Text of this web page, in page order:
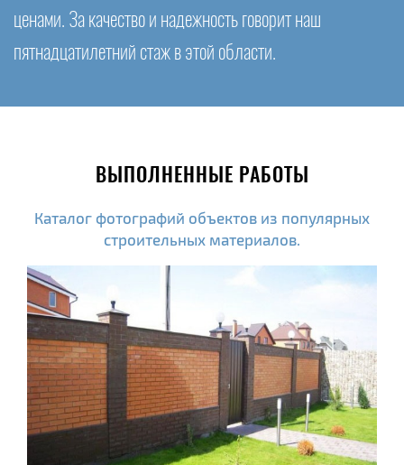
ценами. За качество и надежность говорит наш
пятнадцатилетний стаж в этой области.
ВЫПОЛНЕННЫЕ РАБОТЫ
Каталог фотографий объектов из популярных
строительных материалов.